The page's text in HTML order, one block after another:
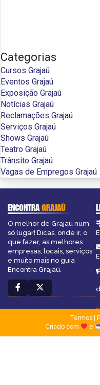
Categorias
Cursos Grajaú
Eventos Grajaú
Exposição Grajaú
Notícias Grajaú
Reclamações Grajaú
Serviços Grajaú
Shows Grajaú
Teatro Grajaú
Trânsito Grajaú
Vagas de Empregos Grajaú
ENCONTRAGRAJAÚ
O melhor de Grajaú num
só lugar! Dicas, onde ir, o
que fazer, as melhores
empresas, locais, serviços
e muito mais no guia
Encontra Grajaú.
Termos|
Criado com
e